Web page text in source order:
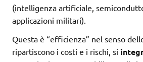
(intelligenza artificiale,
applicazioni militari).
Questa è “efficienza” nel senso
ripartiscono i costi e i rischi, si